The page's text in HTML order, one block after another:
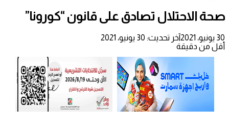
صحة الاحتلال تصادق على قانون “كورونا”
30 يونيو، 2021
آخر تحديث: 30 يونيو، 2021
أقل من دقيقة